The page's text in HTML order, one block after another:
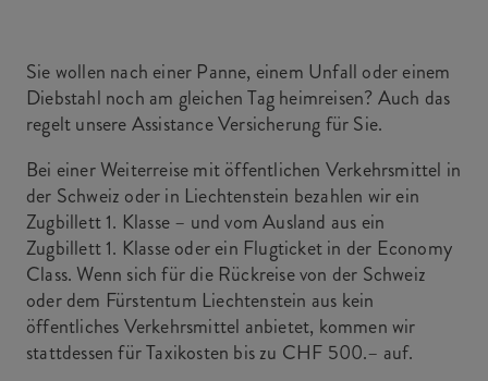
Sie wollen nach einer Panne, einem Unfall oder einem
Diebstahl noch am gleichen Tag heimreisen? Auch das
regelt unsere Assistance Versicherung für Sie.
Bei einer Weiterreise mit öffentlichen Verkehrsmittel in
der Schweiz oder in Liechtenstein bezahlen wir ein
Zugbillett 1. Klasse – und vom Ausland aus ein
Zugbillett 1. Klasse oder ein Flugticket in der Economy
Class. Wenn sich für die Rückreise von der Schweiz
oder dem Fürstentum Liechtenstein aus kein
öffentliches Verkehrsmittel anbietet, kommen wir
stattdessen für Taxikosten bis zu CHF 500.– auf.